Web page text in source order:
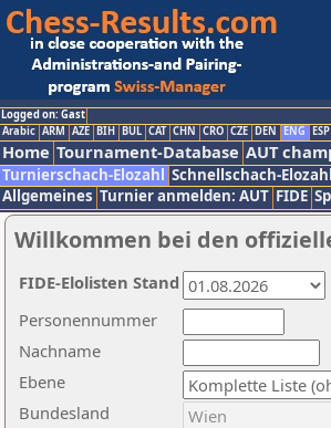
Logged on: Gast
Arabic ARM AZE BIH BUL CAT CHN CRO CZE DEN ENG ESP
Home Tournament-Database AUT
Turnierschach-Elozahl Schnellschach-Elozahl
Allgemeines Turnier anmelden: AUT FIDE
Willkommen bei den
Nachname
Ebene
Personennummer
Bundesland
FIDE-Elolisten Stand